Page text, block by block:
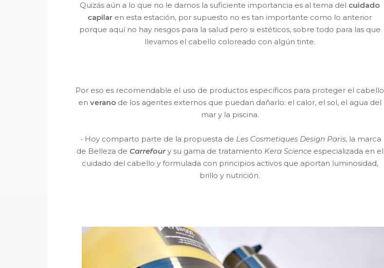
Quizás aún a lo que no le damos la suficiente importancia es al tema del cuidado
capilar en esta estación, por supuesto no es tan importante como lo anterior
porque aquí no hay riesgos para la salud pero si estéticos, sobre todo para las que
llevamos el cabello coloreado con algún tinte.
Por eso es recomendable el uso de productos específicos para proteger el cabello
en veranode los agentes externos que puedan dañarlo: el calor, el sol, el agua del
mar y la piscina.
· Hoy comparto parte de la propuesta de Les Cosmetiques Design Paris, la marca
de Belleza de Carrefoury su gama de tratamiento Kera Scienceespecializada en el
cuidado del cabello y formulada con principios activos que aportan luminosidad,
brillo y nutrición.